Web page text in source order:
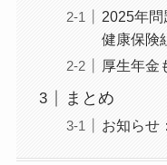
2025年
健康保険
厚生年金
まとめ
お知らせ